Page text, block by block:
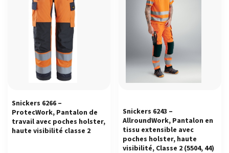
Snickers 6266 –
ProtecWork, Pantalon de
travail avec poches holster,
haute visibilité classe 2
Snickers 6243 –
AllroundWork, Pantalon en
tissu extensible avec
poches holster, haute
visibilité, Classe 2 (5504, 44)